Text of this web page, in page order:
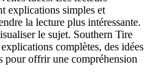
explications simples et
la lecture plus intéressante.
le sujet. Southern Tire
complètes, des idées
pour offrir une compréhension